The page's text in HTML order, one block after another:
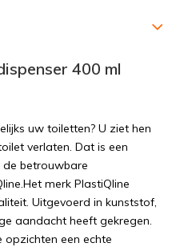
400 ml
uw toiletten? U ziet hen
verlaten. Dat is een
betrouwbare
merk PlastiQline
Uitgevoerd in kunststof,
aandacht heeft gekregen.
opzichten een echte